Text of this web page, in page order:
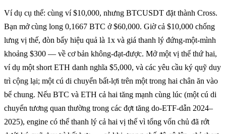
Ví dụ cụ thể: cùng ví $10,000, nhưng BTCUSDT đặt thành Cross.
Bạn mở cùng long 0,1667 BTC ở $60,000. Giờ cả $10,000 chống
lưng vị thế, đòn bẩy hiệu quả là 1x và giá thanh lý đứng-một-mình
khoảng $300 — về cơ bản không-đạt-được. Mở một vị thế thứ hai,
ví dụ một short ETH danh nghĩa $5,000, và các yêu cầu ký quỹ duy
trì cộng lại; một cú di chuyển bất-lợi trên một trong hai chân ăn vào
bể chung. Nếu BTC và ETH cả hai tăng mạnh cùng lúc (một cú di
chuyển tương quan thường trong các đợt tăng do-ETF-dẫn 2024–
2025), engine có thể thanh lý cả hai vị thế vì tổng vốn chủ đã rớt